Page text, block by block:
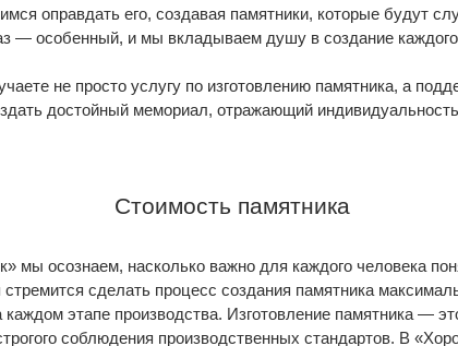
оправдать его, создавая памятники, которые будут
— особенный, и мы вкладываем душу в создание
не просто услугу по изготовлению памятника, а
достойный мемориал, отражающий
Стоимость памятника
мы осознаем, насколько важно для каждого человека
сделать процесс создания памятника
этапе производства. Изготовление памятника —
соблюдения производственных стандартов. В